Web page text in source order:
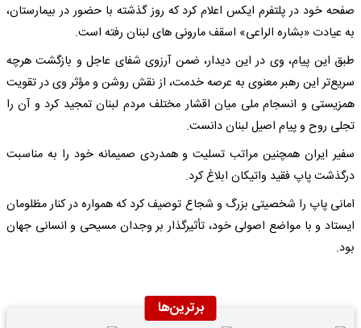
صفحه خود در پلتفرم ایکس اعلام کرد که روز گذشته با حضور در بیمارستان،
به عیادت «بشاره الراعی» اسقف مارونی های لبنان رفته است.
طبق این پیام، وی در این دیدار، ضمن آرزوی شفای عاجل و بازگشت هرچه
سریع‌تر این رهبر معنوی به عرصه خدمت، از نقش روشن و مؤثر وی در تقویت
همزیستی و انسجام ملی میان اقشار مختلف مردم لبنان تمجید کرد و آن را
تجلی روح و پیام اصیل لبنان دانست.
سفیر ایران همچنین مراتب تسلیت و همدردی صمیمانه خود را به مناسبت
درگذشت پاپ فقید واتیکان ابلاغ کرد.
امانی پاپ را شخصیتی بزرگ و شجاع توصیف کرد که همواره در کنار مظلومان
ایستاد و با مواضع اصولی خود، تأثیرگذار بر وجدان مسیحی و انسانی جهان
بود.
برترین‌ها